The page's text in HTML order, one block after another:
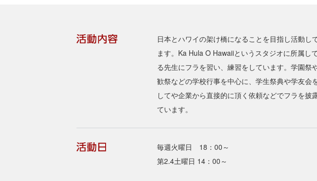
日本とハワイの架け橋になることを目指し活動し
ます。Ka Hula O Hawaiiというスタジオに所属し
る先生にフラを習い、練習をしています。学園祭
歓祭などの学校行事を中心に、学生祭典や学友会
してや企業から直接的に頂く依頼などでフラを披
ています。
毎週火曜日 18：00～
第2.4土曜日 14：00～